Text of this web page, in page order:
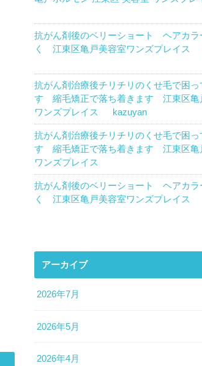
抗がん剤後のベリーショート ヘアカラ
く 江東区亀戸美容室ワンズプレイス
抗がん剤治療後チリチリのくせ毛で困っ
す 縮毛矯正で落ち着きます 江東区亀
ワンズプレイス
kazuyan
抗がん剤治療後チリチリのくせ毛で困っ
す 縮毛矯正で落ち着きます 江東区亀
ワンズプレイス
抗がん剤後のベリーショート ヘアカラ
く 江東区亀戸美容室ワンズプレイス
アーカイブ
2026年7月
2026年5月
2026年4月